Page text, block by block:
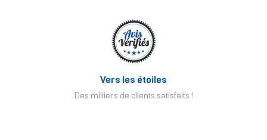
Vers les étoiles
Des milliers de clients satisfaits !